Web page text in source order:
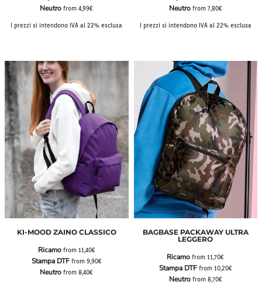
Neutro from4,99€
I prezzi si intendono IVA al 22% esclusa
Neutrofrom 7,80€
I prezzi si intendono IVA al 22% esclusa
KI-MOOD ZAINO CLASSICO
Ricamofrom 11,40€
Stampa DTFfrom 9,90€
Neutro from8,40€
BAGBASE PACKAWAY ULTRA
LEGGERO
Ricamo from11,70€
Stampa DTFfrom 10,20€
Neutrofrom 8,70€